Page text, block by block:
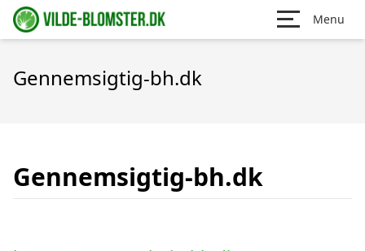
Menu
Gennemsigtig-bh.dk
Gennemsigtig-bh.dk